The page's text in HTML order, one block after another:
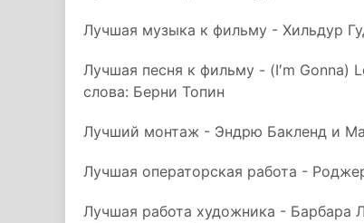
Лучшая музыка к фильму - Хильдур
Лучшая песня к фильму - (I′m Gonna)
слова: Берни Топин
Лучший монтаж - Эндрю Бакленд и
Лучшая операторская работа -
Лучшая работа художника - Барбара